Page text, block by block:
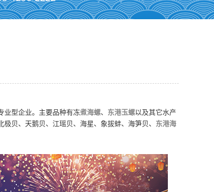
业型企业。主要品种有冻煮海螺、 东港玉螺以及其它水产
贝、天鹅贝、江瑶贝、海星、象拔蚌、海笋贝、 东港海